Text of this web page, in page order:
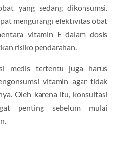
yang sedang dikonsumsi.
mengurangi efektivitas obat
vitamin E dalam dosis
risiko pendarahan.
medis tertentu juga harus
vitamin agar tidak
Oleh karena itu, konsultasi
penting sebelum mulai